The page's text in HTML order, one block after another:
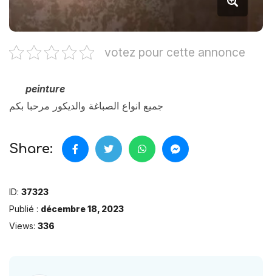
votez pour cette annonce
peinture
جميع انواع الصباغة والديكور مرحبا بكم
Share:
ID: 37323
Publié : décembre 18, 2023
Views: 336